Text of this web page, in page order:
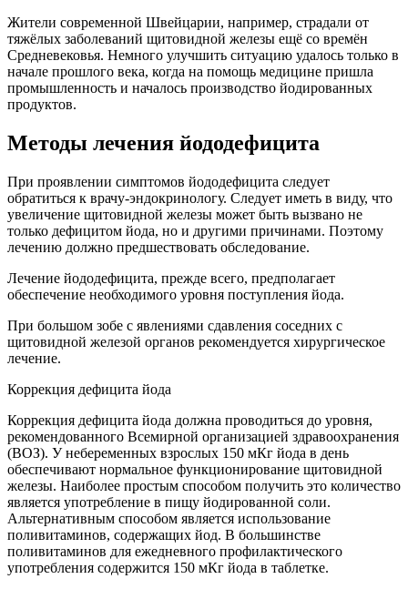
Жители современной Швейцарии, например, страдали от
тяжёлых заболеваний щитовидной железы ещё со времён
Средневековья. Немного улучшить ситуацию удалось только в
начале прошлого века, когда на помощь медицине пришла
промышленность и началось производство йодированных
продуктов.
Методы лечения йододефицита
При проявлении симптомов йододефицита следует
обратиться к врачу-эндокринологу. Следует иметь в виду, что
увеличение щитовидной железы может быть вызвано не
только дефицитом йода, но и другими причинами. Поэтому
лечению должно предшествовать обследование.
Лечение йододефицита, прежде всего, предполагает
обеспечение необходимого уровня поступления йода.
При большом зобе с явлениями сдавления соседних с
щитовидной железой органов рекомендуется хирургическое
лечение.
Коррекция дефицита йода
Коррекция дефицита йода должна проводиться до уровня,
рекомендованного Всемирной организацией здравоохранения
(ВОЗ). У небеременных взрослых 150 мКг йода в день
обеспечивают нормальное функционирование щитовидной
железы. Наиболее простым способом получить это количество
является употребление в пищу йодированной соли.
Альтернативным способом является использование
поливитаминов, содержащих йод. В большинстве
поливитаминов для ежедневного профилактического
употребления содержится 150 мКг йода в таблетке.